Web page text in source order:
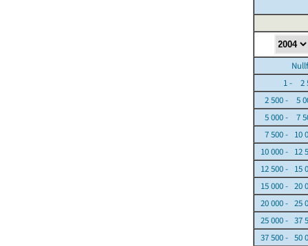
1 - 2
2 500 - 5
5 000 - 7
7 500 - 10
10 000 - 12
12 500 - 15
15 000 - 20
20 000 - 25
25 000 - 37
37 500 - 50